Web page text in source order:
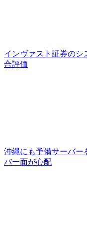
インヴァスト証券のシ
合評価
沖縄にも予備サーバー
バー面が心配